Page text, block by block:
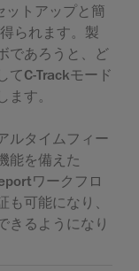
ットアップと簡
られます。製
であろうと、ど
てC-Trackモード
す。
ルタイムフィー
能を備えた
ワークフロ
可能になり、
きるようになり